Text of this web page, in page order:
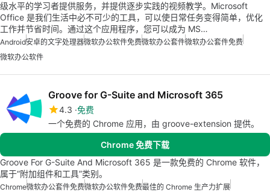
级水平的学习者提供服务，并提供逐步实践的视频教学。Microsoft
Office 是我们生活中必不可少的工具，可以使日常任务变得简单，优化
工作并节省时间。通过这个应用程序，您可以成为 MS…
Android安卓的文字处理器微软办公软件免费微软办公套件微软办公套件免费
微软办公软件
Groove for G-Suite and Microsoft 365
4.3 免费
一个免费的 Chrome 应用，由 groove-extension 提供。
Chrome 免费下载
Groove For G-Suite And Microsoft 365 是一款免费的 Chrome 软件，
属于“附加组件和工具”类别。
Chrome微软办公套件免费微软办公软件免费最佳的 Chrome 生产力扩展